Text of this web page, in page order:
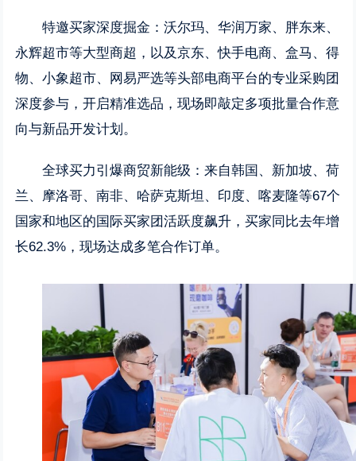
特邀买家深度掘金：沃尔玛、华润万家、胖东来、
永辉超市等大型商超，以及京东、快手电商、盒马、得
物、小象超市、网易严选等头部电商平台的专业采购团
深度参与，开启精准选品，现场即敲定多项批量合作意
向与新品开发计划。
全球买力引爆商贸新能级：来自韩国、新加坡、荷
兰、摩洛哥、南非、哈萨克斯坦、印度、喀麦隆等67个
国家和地区的国际买家团活跃度飙升，买家同比去年增
长62.3%，现场达成多笔合作订单。